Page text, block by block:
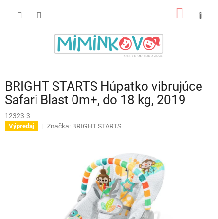
BRIGHT STARTS Húpatko vibrujúce
Safari Blast 0m+, do 18 kg, 2019
12323-3
Výpredaj Značka: BRIGHT STARTS